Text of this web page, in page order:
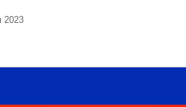
2023